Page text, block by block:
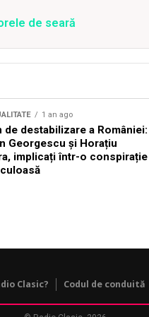
de seară
1 an ago
de destabilizare a României:
Georgescu și Horațiu
implicați într-o conspirație
Clasic? Codul de conduită